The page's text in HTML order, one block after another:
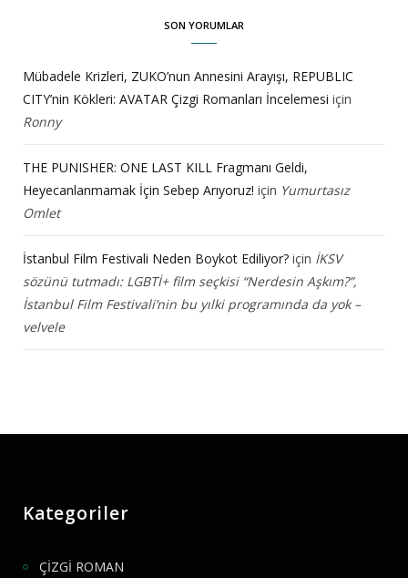
SON YORUMLAR
Mübadele Krizleri, ZUKO’nun Annesini Arayışı, REPUBLIC
CITY’nin Kökleri: AVATAR Çizgi Romanları İncelemesi için
Ronny
THE PUNISHER: ONE LAST KILL Fragmanı Geldi,
Heyecanlanmamak İçin Sebep Arıyoruz! için Yumurtasız
Omlet
İstanbul Film Festivali Neden Boykot Ediliyor? için İKSV
sözünü tutmadı: LGBTİ+ film seçkisi “Nerdesin Aşkım?”,
İstanbul Film Festivali’nin bu yılki programında da yok –
velvele
Kategoriler
ÇİZGİ ROMAN